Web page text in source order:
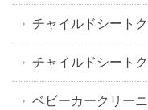
チャイルドシート
チャイルドシート
ベビーカークリー